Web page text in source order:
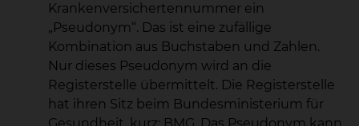
Krankenversichertennummer ein
„Pseudonym“. Das ist eine zufällige
Kombination aus Buchstaben und Zahlen.
Nur dieses Pseudonym wird an die
Registerstelle übermittelt. Die Registerstelle
hat ihren Sitz beim Bundesministerium für